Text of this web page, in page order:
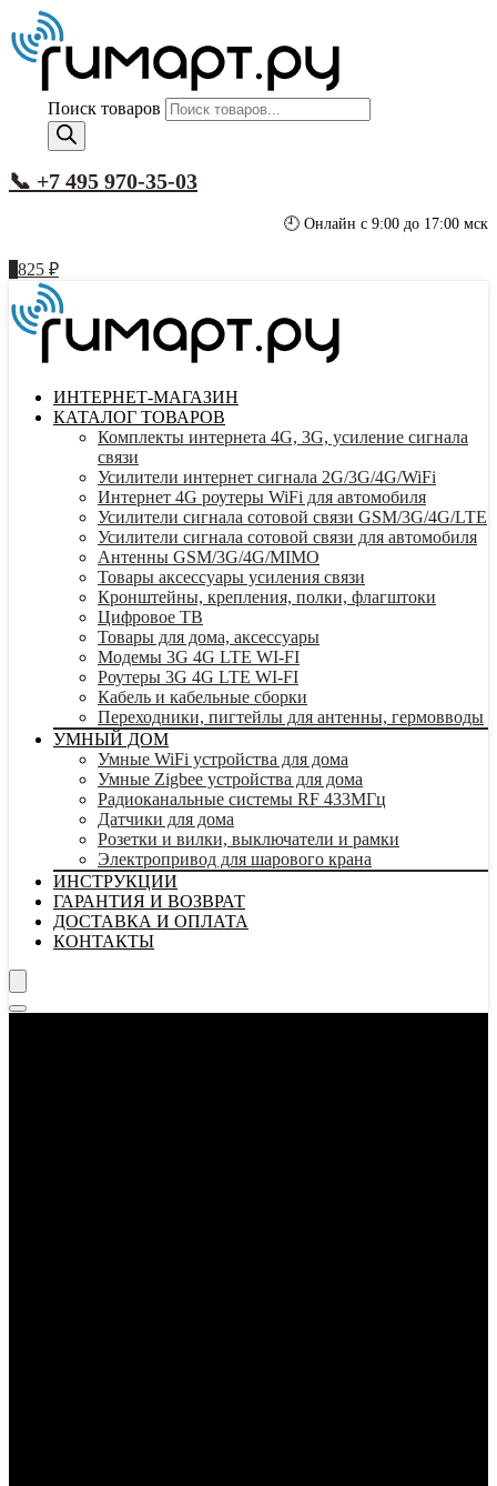
Поиск товаров
📞 +7 495 970-35-03
🕘 Онлайн с 9:00 до 17:00 мск
825 ₽
ИНТЕРНЕТ-МАГАЗИН
КАТАЛОГ ТОВАРОВ
Комплекты интернета 4G, 3G, усиление сигнала
связи
Усилители интернет сигнала 2G/3G/4G/WiFi
Интернет 4G роутеры WiFi для автомобиля
Усилители сигнала сотовой связи GSM/3G/4G/LTE
Усилители сигнала сотовой связи для автомобиля
Антенны GSM/3G/4G/MIMO
Товары аксессуары усиления связи
Кронштейны, крепления, полки, флагштоки
Цифровое ТВ
Товары для дома, аксессуары
Модемы 3G 4G LTE WI-FI
Роутеры 3G 4G LTE WI-FI
Кабель и кабельные сборки
Переходники, пигтейлы для антенны, гермовводы
УМНЫЙ ДОМ
Умные WiFi устройства для дома
Умные Zigbee устройства для дома
Радиоканальные системы RF 433МГц
Датчики для дома
Розетки и вилки, выключатели и рамки
Электропривод для шарового крана
ИНСТРУКЦИИ
ГАРАНТИЯ И ВОЗВРАТ
ДОСТАВКА И ОПЛАТА
КОНТАКТЫ